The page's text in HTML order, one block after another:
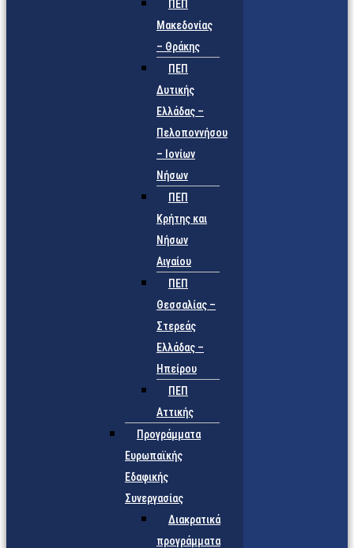
ΠΕΠ
Μακεδονίας
– Θράκης
ΠΕΠ
Δυτικής
Ελλάδας –
Πελοποννήσου
– Ιονίων
Νήσων
ΠΕΠ
Κρήτης και
Νήσων
Αιγαίου
ΠΕΠ
Θεσσαλίας –
Στερεάς
Ελλάδας –
Ηπείρου
ΠΕΠ
Αττικής
Προγράμματα
Ευρωπαϊκής
Εδαφικής
Συνεργασίας
Διακρατικά
προγράμματα